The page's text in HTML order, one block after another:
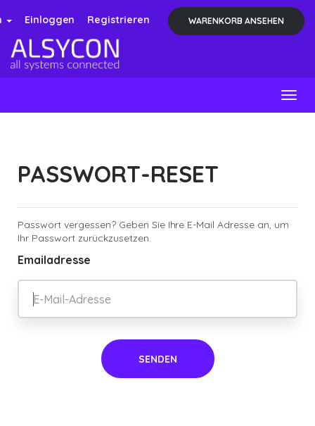
Einloggen Registrieren WARENKORB ANSEHEN
PASSWORT-RESET
Passwort vergessen? Geben Sie Ihre E-Mail Adresse an, um
Ihr Passwort zurückzusetzen.
Emailadresse
SENDEN